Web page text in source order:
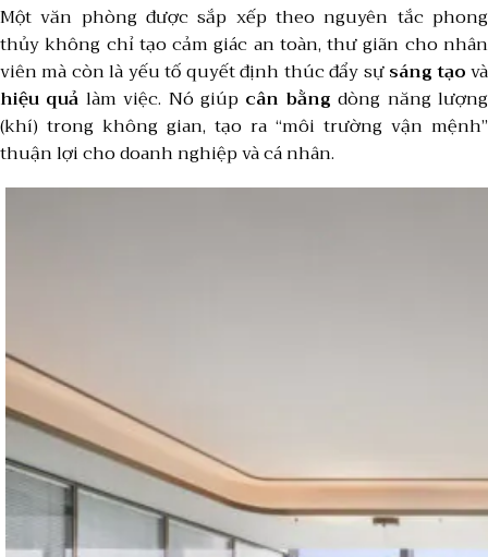
Một văn phòng được sắp xếp theo nguyên tắc phong
thủy không chỉ tạo cảm giác an toàn, thư giãn cho nhân
viên mà còn là yếu tố quyết định thúc đẩy sựsáng tạovà
hiệu quả làm việc. Nó giúp cân bằng dòng năng lượng
(khí) trong không gian, tạo ra “môi trường vận mệnh”
thuận lợi cho doanh nghiệp và cá nhân.